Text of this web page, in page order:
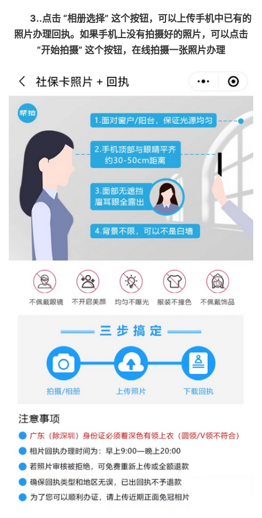
3..点击 “相册选择” 这个按钮，可以上传手机中已有的
照片办理回执。如果手机上没有拍摄好的照片，可以点击
“开始拍摄” 这个按钮，在线拍摄一张照片办理